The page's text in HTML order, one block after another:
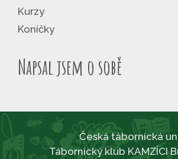
Kurzy
Koníčky
Napsal jsem o sobě
Česká tábornická
Tábornický klub KAMZÍCI